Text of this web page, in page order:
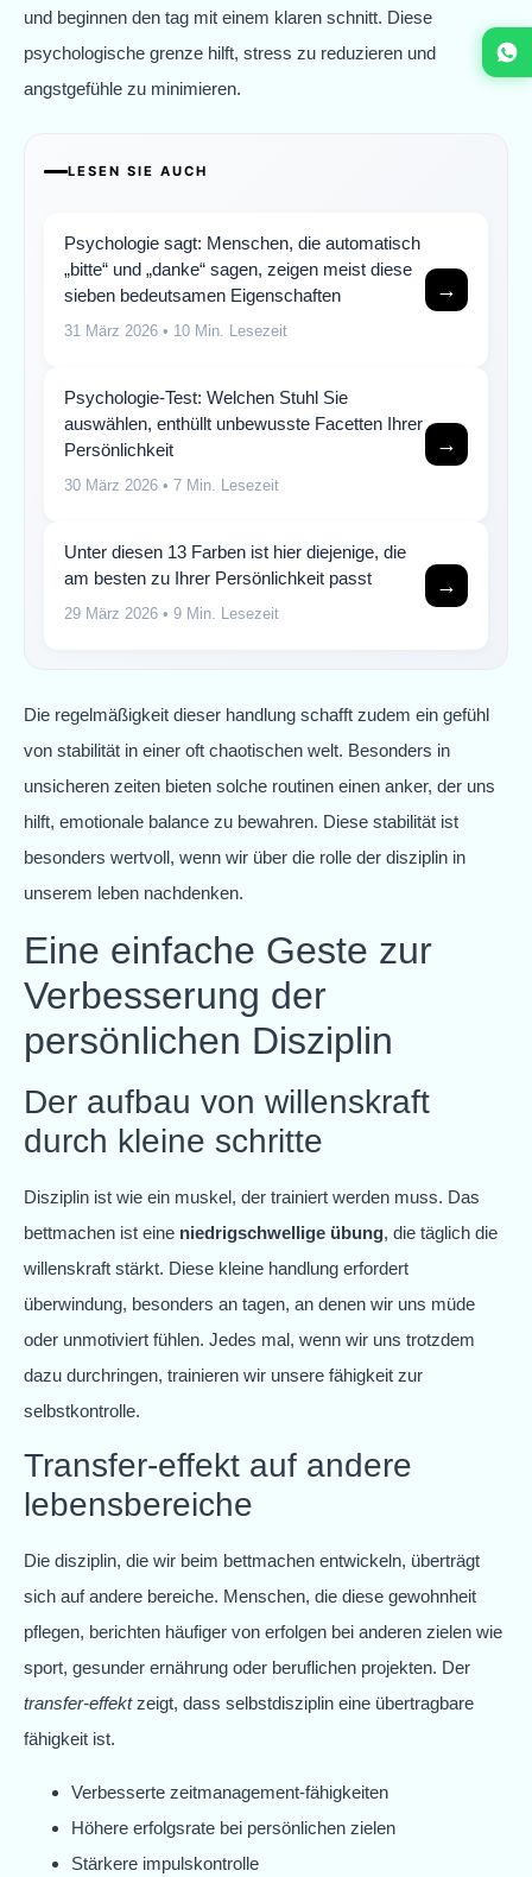
und beginnen den tag mit einem klaren schnitt. Diese
psychologische grenze hilft, stress zu reduzieren und
angstgefühle zu minimieren.
LESEN SIE AUCH
Psychologie sagt: Menschen, die automatisch
„bitte“ und „danke“ sagen, zeigen meist diese
sieben bedeutsamen Eigenschaften
31 März 2026 • 10 Min. Lesezeit
→
Psychologie-Test: Welchen Stuhl Sie
auswählen, enthüllt unbewusste Facetten Ihrer
Persönlichkeit
30 März 2026 • 7 Min. Lesezeit
→
Unter diesen 13 Farben ist hier diejenige, die
am besten zu Ihrer Persönlichkeit passt
29 März 2026 • 9 Min. Lesezeit
→
Die regelmäßigkeit dieser handlung schafft zudem ein gefühl
von stabilität in einer oft chaotischen welt. Besonders in
unsicheren zeiten bieten solche routinen einen anker, der uns
hilft, emotionale balance zu bewahren. Diese stabilität ist
besonders wertvoll, wenn wir über die rolle der disziplin in
unserem leben nachdenken.
Eine einfache Geste zur
Verbesserung der
persönlichen Disziplin
Der aufbau von willenskraft
durch kleine schritte
Disziplin ist wie ein muskel, der trainiert werden muss. Das
bettmachen ist eine niedrigschwellige übung, die täglich die
willenskraft stärkt. Diese kleine handlung erfordert
überwindung, besonders an tagen, an denen wir uns müde
oder unmotiviert fühlen. Jedes mal, wenn wir uns trotzdem
dazu durchringen, trainieren wir unsere fähigkeit zur
selbstkontrolle.
Transfer-effekt auf andere
lebensbereiche
Die disziplin, die wir beim bettmachen entwickeln, überträgt
sich auf andere bereiche. Menschen, die diese gewohnheit
pflegen, berichten häufiger von erfolgen bei anderen zielen wie
sport, gesunder ernährung oder beruflichen projekten. Der
transfer-effektzeigt, dass selbstdisziplin eine übertragbare
fähigkeit ist.
Verbesserte zeitmanagement-fähigkeiten
Höhere erfolgsrate bei persönlichen zielen
Stärkere impulskontrolle